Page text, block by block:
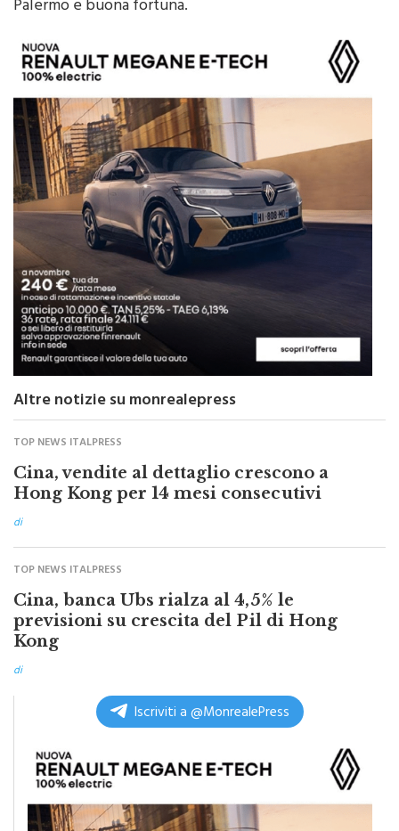
Altre notizie su monrealepress
TOP NEWS ITALPRESS
Cina, vendite al dettaglio crescono a
Hong Kong per 14 mesi consecutivi
di
TOP NEWS ITALPRESS
Cina, banca Ubs rialza al 4,5% le
previsioni su crescita del Pil di Hong
Kong
di
Iscriviti a @MonrealePress